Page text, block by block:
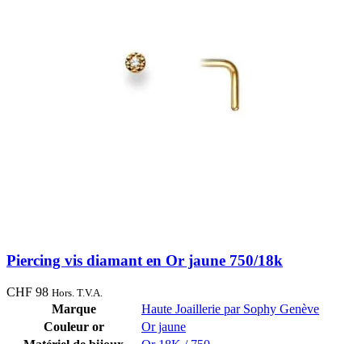
Piercing vis diamant en Or jaune 750/18k
CHF 98 Hors. T.V.A.
Marque
Haute Joaillerie par Sophy Genève
Couleur or
Or jaune